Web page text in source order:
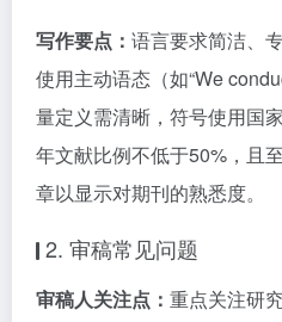
写作要点： 语言要求简洁、
使用主动语态（如“We
量定义需清晰，符号使用国
年文献比例不低于50%，且
章以显示对期刊的熟悉度。
2. 审稿常见问题
审稿人关注点： 重点关注研